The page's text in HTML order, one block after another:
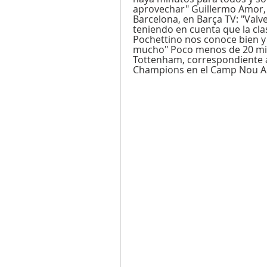
aprovechar" Guillermo
Barcelona, en Barça TV:
teniendo en cuenta que la
Pochettino nos conoce bien
mucho" Poco menos de 20
Tottenham, correspondiente
Champions en el Camp Nou